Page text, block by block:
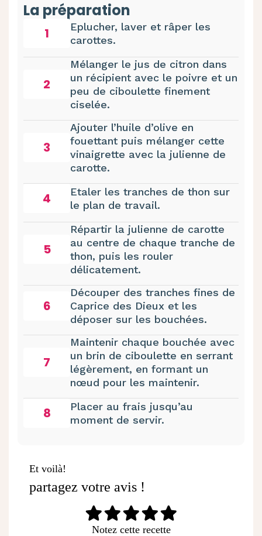
La préparation
1
Eplucher, laver et râper les
carottes.
2
Mélanger le jus de citron dans
un récipient avec le poivre et un
peu de ciboulette finement
ciselée.
3
Ajouter l’huile d’olive en
fouettant puis mélanger cette
vinaigrette avec la julienne de
carotte.
4
Etaler les tranches de thon sur
le plan de travail.
5
Répartir la julienne de carotte
au centre de chaque tranche de
thon, puis les rouler
délicatement.
6
Découper des tranches fines de
Caprice des Dieux et les
déposer sur les bouchées.
7
Maintenir chaque bouchée avec
un brin de ciboulette en serrant
légèrement, en formant un
nœud pour les maintenir.
8
Placer au frais jusqu’au
moment de servir.
Et voilà!
partagez votre avis !
Notez cette recette